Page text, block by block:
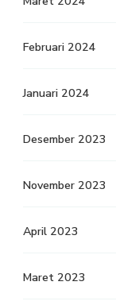
Februari 2024
Januari 2024
Desember 2023
November 2023
April 2023
Maret 2023